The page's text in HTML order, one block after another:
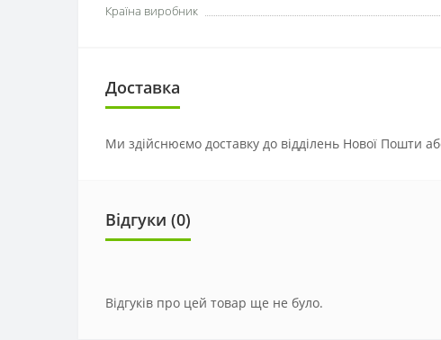
Країна виробник
Доставка
Ми здійснюємо доставку до відділень Нової Пошти
Відгуки (0)
Відгуків про цей товар ще не було.